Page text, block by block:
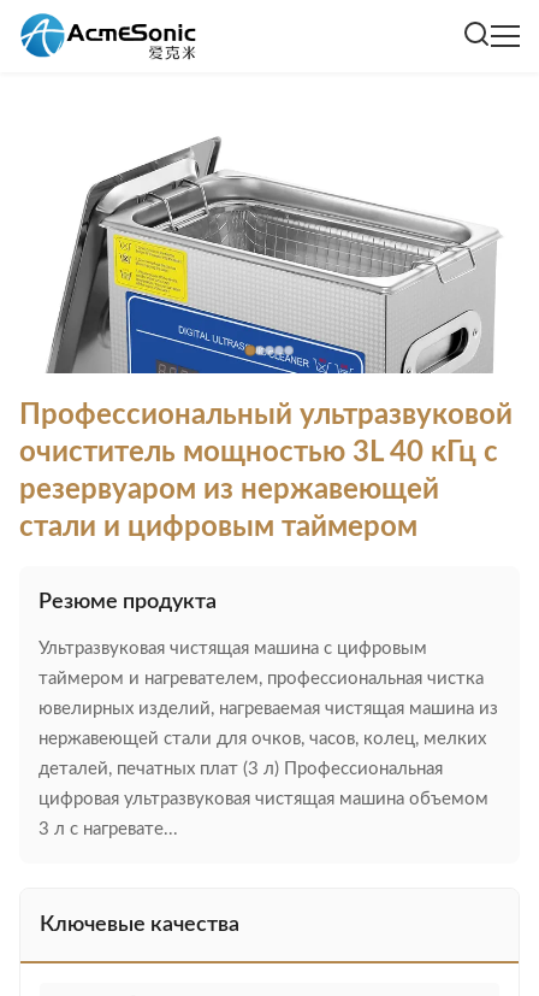
Профессиональный ультразвуковой
очиститель мощностью 3L 40 кГц с
резервуаром из нержавеющей
стали и цифровым таймером
Резюме продукта
Ультразвуковая чистящая машина с цифровым
таймером и нагревателем, профессиональная чистка
ювелирных изделий, нагреваемая чистящая машина из
нержавеющей стали для очков, часов, колец, мелких
деталей, печатных плат (3 л) Профессиональная
цифровая ультразвуковая чистящая машина объемом
3 л с нагревате...
Ключевые качества